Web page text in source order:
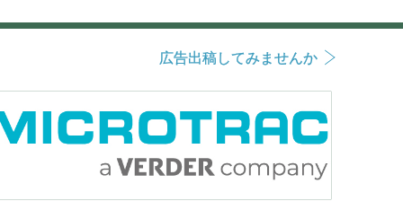
広告出稿してみませんか